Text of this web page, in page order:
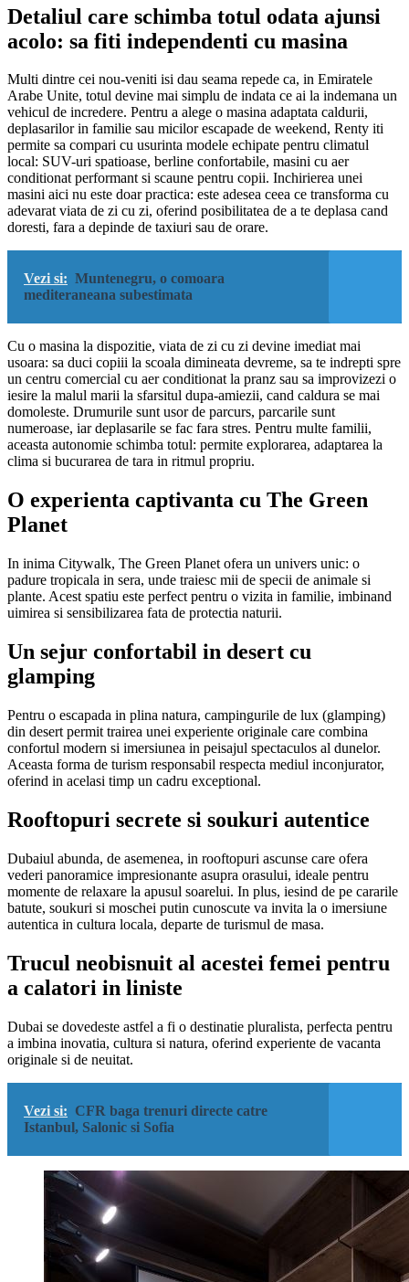
Detaliul care schimba totul odata ajunsi
acolo: sa fiti independenti cu masina
Multi dintre cei nou-veniti isi dau seama repede ca, in Emiratele
Arabe Unite, totul devine mai simplu de indata ce ai la indemana un
vehicul de incredere. Pentru a alege o masina adaptata caldurii,
deplasarilor in familie sau micilor escapade de weekend, Renty iti
permite sa compari cu usurinta modele echipate pentru climatul
local: SUV-uri spatioase, berline confortabile, masini cu aer
conditionat performant si scaune pentru copii. Inchirierea unei
masini aici nu este doar practica: este adesea ceea ce transforma cu
adevarat viata de zi cu zi, oferind posibilitatea de a te deplasa cand
doresti, fara a depinde de taxiuri sau de orare.
Vezi si: Muntenegru, o comoara
mediteraneana subestimata
Cu o masina la dispozitie, viata de zi cu zi devine imediat mai
usoara: sa duci copiii la scoala dimineata devreme, sa te indrepti spre
un centru comercial cu aer conditionat la pranz sau sa improvizezi o
iesire la malul marii la sfarsitul dupa-amiezii, cand caldura se mai
domoleste. Drumurile sunt usor de parcurs, parcarile sunt
numeroase, iar deplasarile se fac fara stres. Pentru multe familii,
aceasta autonomie schimba totul: permite explorarea, adaptarea la
clima si bucurarea de tara in ritmul propriu.
O experienta captivanta cu The Green
Planet
In inima Citywalk, The Green Planet ofera un univers unic: o
padure tropicala in sera, unde traiesc mii de specii de animale si
plante. Acest spatiu este perfect pentru o vizita in familie, imbinand
uimirea si sensibilizarea fata de protectia naturii.
Un sejur confortabil in desert cu
glamping
Pentru o escapada in plina natura, campingurile de lux (glamping)
din desert permit trairea unei experiente originale care combina
confortul modern si imersiunea in peisajul spectaculos al dunelor.
Aceasta forma de turism responsabil respecta mediul inconjurator,
oferind in acelasi timp un cadru exceptional.
Rooftopuri secrete si soukuri autentice
Dubaiul abunda, de asemenea, in rooftopuri ascunse care ofera
vederi panoramice impresionante asupra orasului, ideale pentru
momente de relaxare la apusul soarelui. In plus, iesind de pe cararile
batute, soukuri si moschei putin cunoscute va invita la o imersiune
autentica in cultura locala, departe de turismul de masa.
Trucul neobisnuit al acestei femei pentru
a calatori in liniste
Dubai se dovedeste astfel a fi o destinatie pluralista, perfecta pentru
a imbina inovatia, cultura si natura, oferind experiente de vacanta
originale si de neuitat.
Vezi si: CFR baga trenuri directe catre
Istanbul, Salonic si Sofia